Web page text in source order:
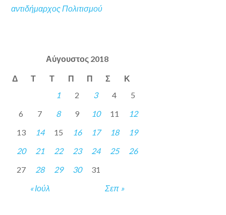
αντιδήμαρχος Πολιτισμού
Αύγουστος 2018
Δ Τ Τ Π Π Σ Κ
« Ιούλ Σεπ »
1 2 3 4
5
6
7 8 9 10 11
12
13
14 15 16 17 18
19
20
21 22 23 24 25
26
27
28 29 30 31